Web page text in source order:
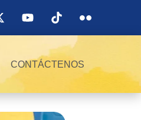
CONTÁCTENOS